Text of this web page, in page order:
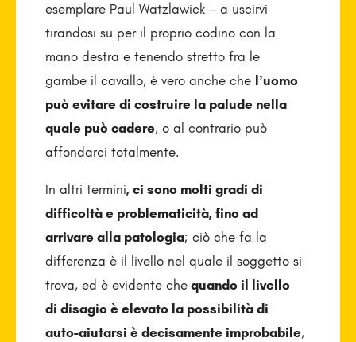
esemplare Paul Watzla­wick – a uscirvi
tirandosi su per il proprio codino con la
mano destra e tenendo stretto fra le
gambe il cavallo, è vero anche che l’uomo
può evitare di costruire la palude nella
quale può cadere, o al contrario può
affondarci totalmente.
In altri termini, ci sono molti gradi di
difficoltà e problematicità, fino ad
arrivare alla patologia; ciò che fa la
differenza è il livello nel quale il soggetto si
trova, ed è evidente chequando il livello
di disagio è elevato la possibilità di
auto-aiutarsi è decisamente improbabile,